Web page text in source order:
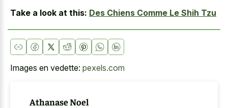
Take a look at this: Des Chiens Comme Le Shih Tzu
Images en vedette: pexels.com
Athanase Noel